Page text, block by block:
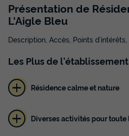
Présentation de
L'Aigle Bleu
Description, Accès, Points
Les Plusde l'établissement
Résidence calme et nature
Diverses activités pour